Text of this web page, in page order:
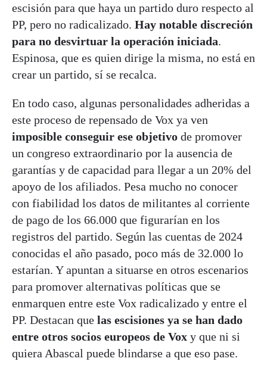
escisión para que haya un partido duro respecto al
PP, pero no radicalizado. Hay notable discreción
para no desvirtuar la operación iniciada.
Espinosa, que es quien dirige la misma, no está en
crear un partido, sí se recalca.
En todo caso, algunas personalidades adheridas a
este proceso de repensado de Vox ya ven
imposible conseguir ese objetivo de promover
un congreso extraordinario por la ausencia de
garantías y de capacidad para llegar a un 20% del
apoyo de los afiliados. Pesa mucho no conocer
con fiabilidad los datos de militantes al corriente
de pago de los 66.000 que figurarían en los
registros del partido. Según las cuentas de 2024
conocidas el año pasado, poco más de 32.000 lo
estarían. Y apuntan a situarse en otros escenarios
para promover alternativas políticas que se
enmarquen entre este Vox radicalizado y entre el
PP. Destacan que las escisiones ya se han dado
entre otros socios europeos de Vox y que ni si
quiera Abascal puede blindarse a que eso pase.